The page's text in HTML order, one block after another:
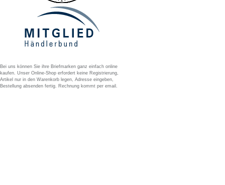
Bei uns können Sie ihre Briefmarken ganz einfach online
kaufen. Unser Online-Shop erfordert keine Registrierung,
Artikel nur in den Warenkorb legen, Adresse eingeben,
Bestellung absenden fertig. Rechnung kommt per email.